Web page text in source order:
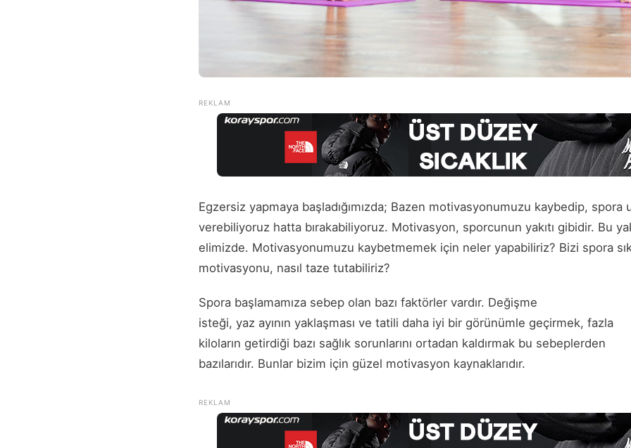
Egzersiz yapmaya başladığımızda; Bazen motivasyonumuzu kaybedip, spora
verebiliyoruz hatta bırakabiliyoruz. Motivasyon, sporcunun yakıtı gibidir. Bu
elimizde. Motivasyonumuzu kaybetmemek için neler yapabiliriz? Bizi spora
motivasyonu, nasıl taze tutabiliriz?
Spora başlamamıza sebep olan bazı faktörler vardır. Değişme
isteği, yaz ayının yaklaşması ve tatili daha iyi bir görünümle geçirmek, fazla
kiloların getirdiği bazı sağlık sorunlarını ortadan kaldırmak bu sebeplerden
bazılarıdır. Bunlar bizim için güzel motivasyon kaynaklarıdır.